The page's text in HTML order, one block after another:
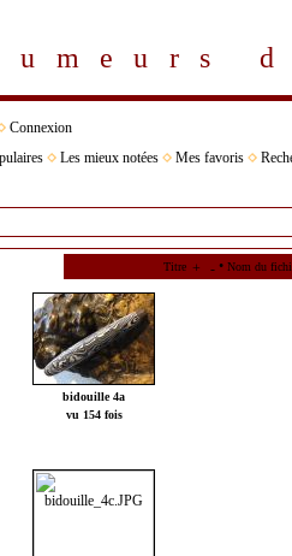
umeurs
Connexion
Les mieux notées Mes favoris
Titre • Nom du
bidouille 4a
vu 154 fois